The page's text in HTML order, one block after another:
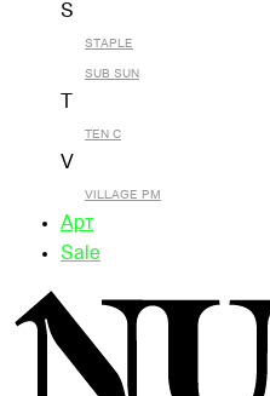
S
STAPLE
SUB SUN
TEN C
V
VILLAGE PM
Арт
Sale